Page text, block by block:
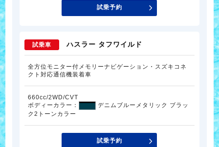
試乗予約
試乗車 ハスラー タフワイルド
全方位モニター付メモリーナビゲーション・スズキコネ
クト対応通信機装着車
660cc/2WD/CVT
ボディーカラー：
デニムブルーメタリック ブラッ
ク2トーンカラー
試乗予約